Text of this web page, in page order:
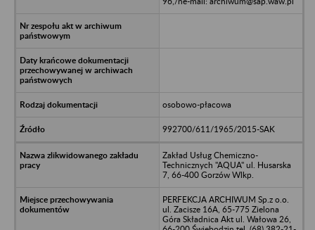
osobowo-płacowa
992700/611/1965/2015-SAK
Zakład Usług Chemiczno-
Technicznych "AQUA" ul. Husarska
7, 66-400 Gorzów Wlkp.
PERFEKCJA ARCHIWUM Sp.z o.o.
ul. Zacisze 16A, 65-775 Zielona
Góra Składnica Akt ul. Wałowa 26,